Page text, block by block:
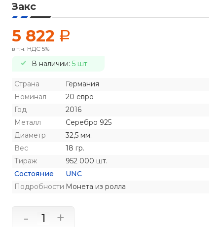
Закс
5 822 a
в т.ч. НДС 5%
В наличии: 5 шт
Страна
Германия
Номинал
20 евро
Год
2016
Металл
Серебро 925
Диаметр
32,5 мм.
Вес
18 гр.
Тираж
952 000 шт.
Состояние
UNC
Подробности Монета из ролла
- +